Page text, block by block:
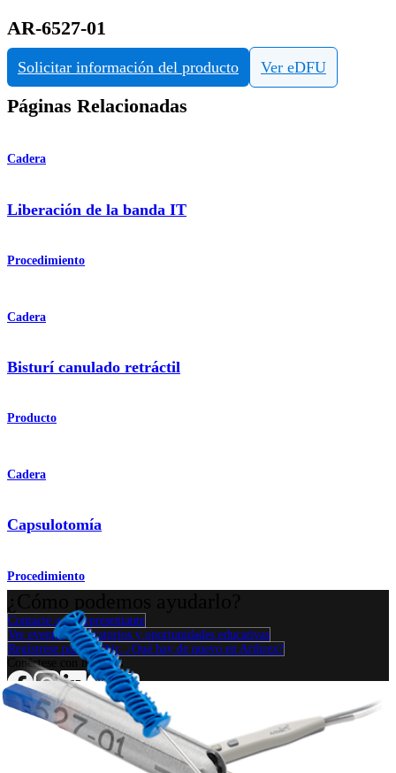
AR-6527-01
Solicitar información del producto Ver eDFU
Páginas Relacionadas
Cadera
Liberación de la banda IT
Procedimiento
Cadera
Bisturí canulado retráctil
Producto
Cadera
Capsulotomía
Procedimiento
Contacte a un representante
Ver eventos, laboratorios y oportunidades educativas
Regístrese para recibir: ¿Qué hay de nuevo en Arthrex?
Conéctese con nosotros